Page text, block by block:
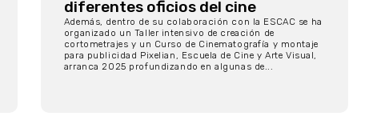
diferentes oficios del cine
Además, dentro de su colaboración con la ESCAC se ha
organizado un Taller intensivo de creación de
cortometrajes y un Curso de Cinematografía y montaje
para publicidad Pixelian, Escuela de Cine y Arte Visual,
arranca 2025 profundizando en algunas de...